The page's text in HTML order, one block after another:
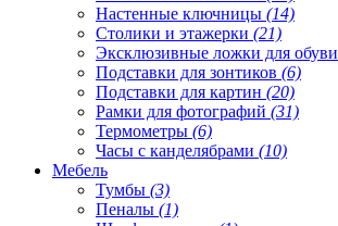
Настенные ключницы (14)
Столики и этажерки (21)
Эксклюзивные ложки для обуви
Подставки для зонтиков (6)
Подставки для картин (20)
Рамки для фотографий (31)
Термометры (6)
Часы с канделябрами (10)
Мебель
Тумбы (3)
Пеналы (1)